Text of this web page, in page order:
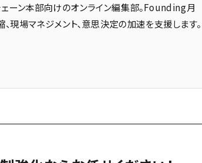
ーン本部向けのオンライン編集部。Founding月
場マネジメント、意思決定の加速を支援します。